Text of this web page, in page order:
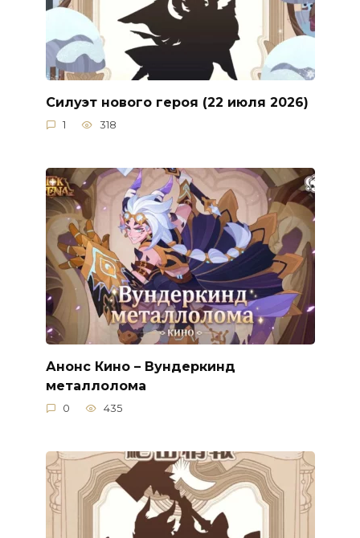
Силуэт нового героя (22 июля 2026)
1 318
Анонс Кино – Вундеркинд
металлолома
0 435